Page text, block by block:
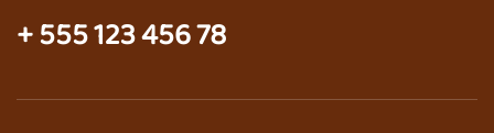
+ 555 123 456 78